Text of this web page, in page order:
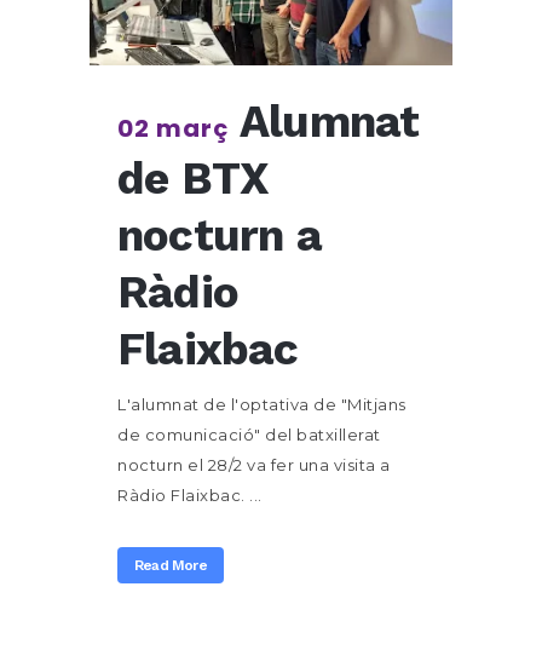
02 març Alumnat
de BTX
nocturn a
Ràdio
Flaixbac
L'alumnat de l'optativa de "Mitjans
de comunicació" del batxillerat
nocturn el 28/2 va fer una visita a
Ràdio Flaixbac. ...
Read More